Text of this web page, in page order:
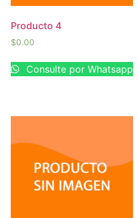
Producto 4
$0.00
Consulte por Whatsapp